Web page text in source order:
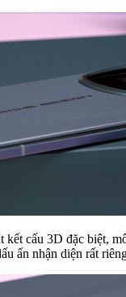
cấu 3D đặc biệt,
ấn nhận diện rất